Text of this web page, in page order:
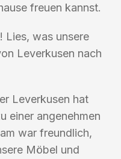
freuen kannst.
Lies, was unsere
Leverkusen nach
Leverkusen hat
einer angenehmen
war freundlich,
Möbel und